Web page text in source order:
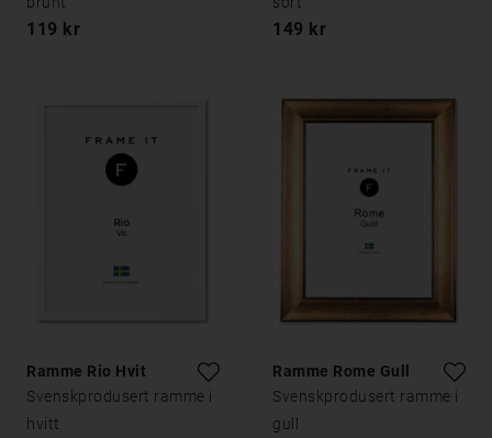
119 kr 149 kr
Ramme Rio Hvit
Svenskprodusert ramme i
hvitt
Ramme Rome Gull
Svenskprodusert ramme i
gull